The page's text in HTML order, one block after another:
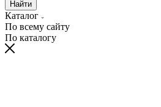
Найти
Каталог
По всему сайту
По каталогу